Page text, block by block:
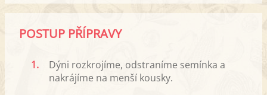
POSTUP PŘÍPRAVY
1.
Dýni rozkrojíme, odstraníme semínka a
nakrájíme na menší kousky.